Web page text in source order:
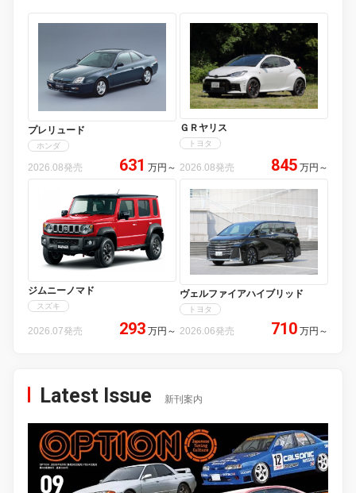
プレリュード
ホンダ
2026.08発売 631 万円 ～
ＧＲヤリス
トヨタ
2026.08発売 845 万円 ～
ジムニーノマド
スズキ
2026.07発売 293 万円 ～
ヴェルファイアハイブリッド
トヨタ
2026.06発売 710 万円 ～
Latest Issue 新刊案内